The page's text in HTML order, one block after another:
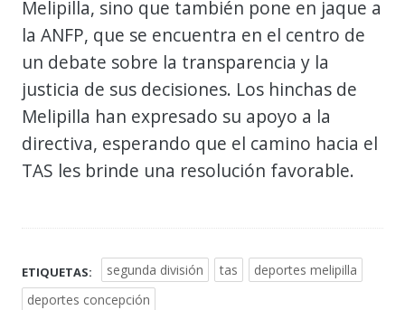
Melipilla, sino que también pone en jaque a
la ANFP, que se encuentra en el centro de
un debate sobre la transparencia y la
justicia de sus decisiones. Los hinchas de
Melipilla han expresado su apoyo a la
directiva, esperando que el camino hacia el
TAS les brinde una resolución favorable.
ETIQUETAS: segunda división tas
deportes melipilla
deportes concepción